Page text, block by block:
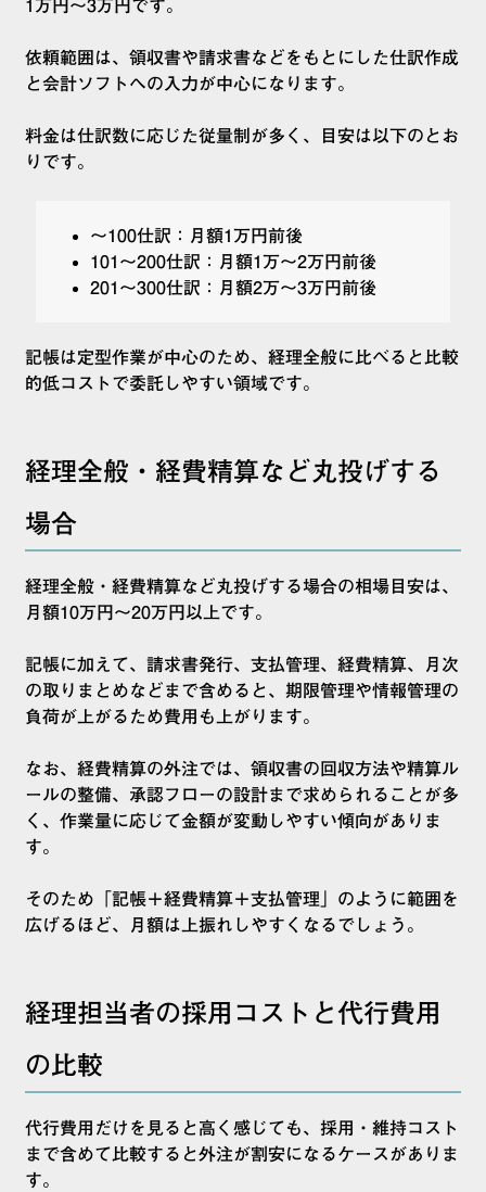
1万円〜3万円です。
依頼範囲は、領収書や請求書などをもとにした仕訳作成
と会計ソフトへの入力が中心になります。
料金は仕訳数に応じた従量制が多く、目安は以下のとお
りです。
〜100仕訳：月額1万円前後
101〜200仕訳：月額1万〜2万円前後
201〜300仕訳：月額2万〜3万円前後
記帳は定型作業が中心のため、経理全般に比べると比較
的低コストで委託しやすい領域です。
経理全般・経費精算など丸投げする
場合
経理全般・経費精算など丸投げする場合の相場目安は、
月額10万円〜20万円以上です。
記帳に加えて、請求書発行、支払管理、経費精算、月次
の取りまとめなどまで含めると、期限管理や情報管理の
負荷が上がるため費用も上がります。
なお、経費精算の外注では、領収書の回収方法や精算ル
ールの整備、承認フローの設計まで求められることが多
く、作業量に応じて金額が変動しやすい傾向がありま
す。
そのため「記帳＋経費精算＋支払管理」のように範囲を
広げるほど、月額は上振れしやすくなるでしょう。
経理担当者の採用コストと代行費用
の比較
代行費用だけを見ると高く感じても、採用・維持コスト
まで含めて比較すると外注が割安になるケースがありま
す。